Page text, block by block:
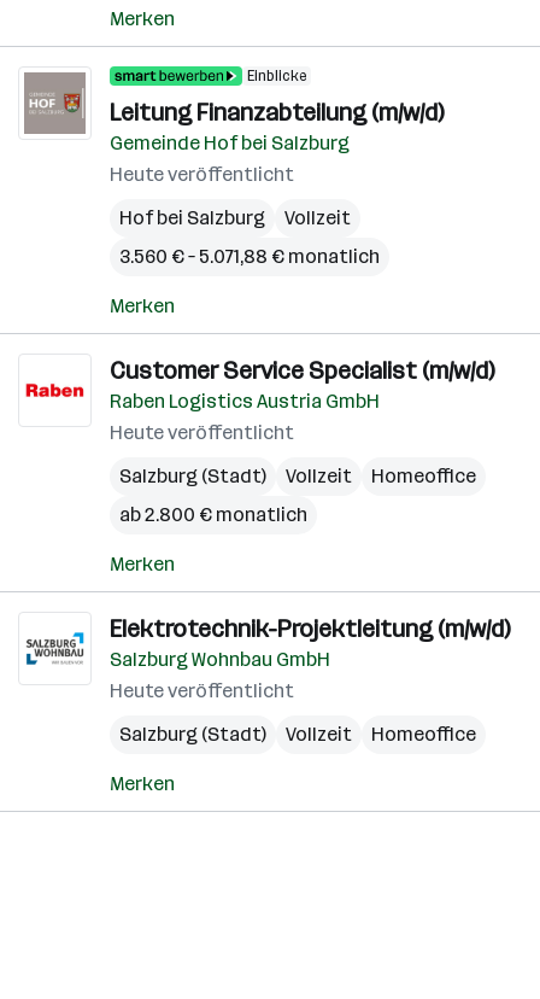
Merken
Einblicke
Leitung Finanzabteilung (m/w/d)
Gemeinde Hof bei Salzburg
Heute veröffentlicht
Hof bei Salzburg
Vollzeit
3.560 € – 5.071,88 € monatlich
Merken
Customer Service Specialist (m/w/d)
Raben Logistics Austria GmbH
Heute veröffentlicht
Salzburg (Stadt)
Vollzeit
Homeoffice
ab 2.800 € monatlich
Merken
Elektrotechnik-Projektleitung (m/w/d)
Salzburg Wohnbau GmbH
Heute veröffentlicht
Salzburg (Stadt)
Vollzeit Homeoffice
Merken